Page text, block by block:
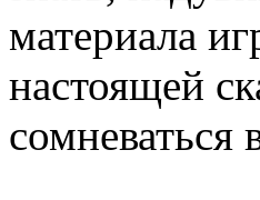
материала
настоящей
сомневаться